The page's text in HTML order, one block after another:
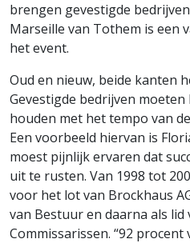
brengen gevestigde
Marseille van Tothem is een
het event.
Oud en nieuw, beide kanten
Gevestigde bedrijven
houden met het tempo van
Een voorbeeld hiervan is
moest pijnlijk ervaren dat
uit te rusten. Van 1998 tot
voor het lot van Brockhaus
van Bestuur en daarna als lid
Commissarissen. “92